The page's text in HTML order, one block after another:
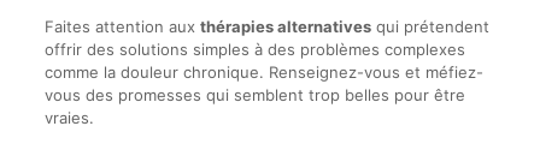
Faites attention aux thérapies alternativesqui prétendent
offrir des solutions simples à des problèmes complexes
comme la douleur chronique. Renseignez-vous et méfiez-
vous des promesses qui semblent trop belles pour être
vraies.